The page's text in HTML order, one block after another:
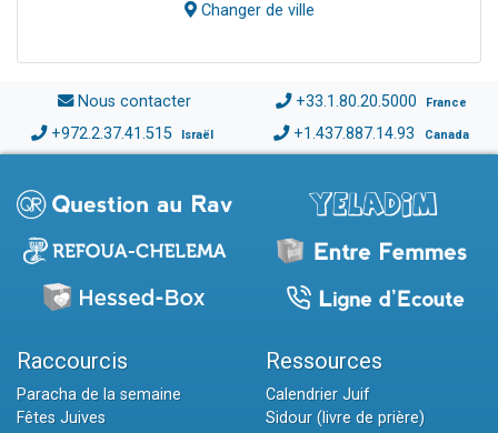
Changer de ville
Nous contacter +33.1.80.20.5000 France
+972.2.37.41.515 Israël +1.437.887.14.93 Canada
Raccourcis
Paracha de la semaine
Fêtes Juives
Ressources
Calendrier Juif
Sidour (livre de prière)